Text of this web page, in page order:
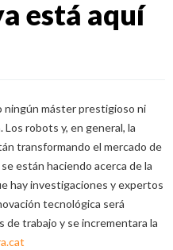
está aquí
ningún máster prestigioso ni
robots y, en general, la
transformando el mercado de
están haciendo acerca de la
hay investigaciones y expertos
tecnológica será
de trabajo y se incrementara la